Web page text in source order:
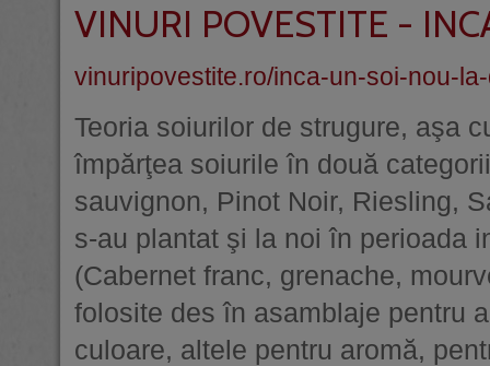
VINURI POVESTITE -
vinuripovestite.ro/inca-un-soi-nou-
Teoria soiurilor de strugure, aşa
împărţea soiurile în două
sauvignon, Pinot Noir, Riesling,
s-au plantat şi la noi în perioada
(Cabernet franc, grenache,
folosite des în asamblaje pentru
culoare, altele pentru aromă,